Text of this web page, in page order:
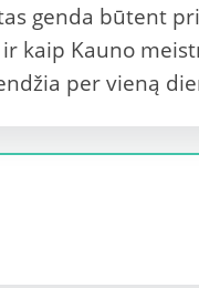
genda būtent
kaip Kauno
per vieną